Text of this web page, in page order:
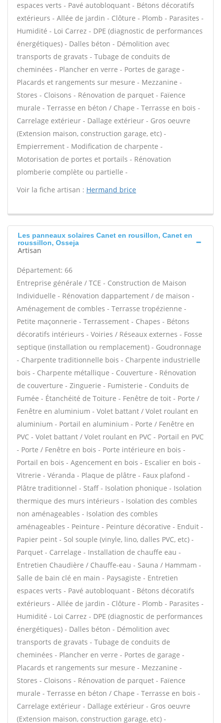
espaces verts - Pavé autobloquant - Bétons décoratifs
extérieurs - Allée de jardin - Clôture - Plomb - Parasites -
Humidité - Loi Carrez - DPE (diagnostic de performances
énergétiques) - Dalles béton - Démolition avec
transports de gravats - Tubage de conduits de
cheminées - Plancher en verre - Portes de garage -
Placards et rangements sur mesure - Mezzanine -
Stores - Cloisons - Rénovation de parquet - Faïence
murale - Terrasse en béton / Chape - Terrasse en bois -
Carrelage extérieur - Dallage extérieur - Gros oeuvre
(Extension maison, construction garage, etc) -
Empierrement - Modification de charpente -
Motorisation de portes et portails - Rénovation
plomberie complète ou partielle -
Voir la fiche artisan : Hermand brice
Les panneaux solaires Canet en rousillon, Canet en
roussillon, Osseja
Artisan
Département: 66
Entreprise générale / TCE - Construction de Maison
Individuelle - Rénovation dappartement / de maison -
Aménagement de combles - Terrasse tropézienne -
Petite maçonnerie - Terrassement - Chapes - Bétons
décoratifs intérieurs - Voiries / Réseaux externes - Fosse
septique (installation ou remplacement) - Goudronnage
- Charpente traditionnelle bois - Charpente industrielle
bois - Charpente métallique - Couverture - Rénovation
de couverture - Zinguerie - Fumisterie - Conduits de
Fumée - Étanchéité de Toiture - Fenêtre de toit - Porte /
Fenêtre en aluminium - Volet battant / Volet roulant en
aluminium - Portail en aluminium - Porte / Fenêtre en
PVC - Volet battant / Volet roulant en PVC - Portail en PVC
- Porte / Fenêtre en bois - Porte intérieure en bois -
Portail en bois - Agencement en bois - Escalier en bois -
Vitrerie - Véranda - Plaque de plâtre - Faux plafond -
Plâtre traditionnel - Staff - Isolation phonique - Isolation
thermique des murs intérieurs - Isolation des combles
non aménageables - Isolation des combles
aménageables - Peinture - Peinture décorative - Enduit -
Papier peint - Sol souple (vinyle, lino, dalles PVC, etc) -
Parquet - Carrelage - Installation de chauffe eau -
Entretien Chaudière / Chauffe-eau - Sauna / Hammam -
Salle de bain clé en main - Paysagiste - Entretien
espaces verts - Pavé autobloquant - Bétons décoratifs
extérieurs - Allée de jardin - Clôture - Plomb - Parasites -
Humidité - Loi Carrez - DPE (diagnostic de performances
énergétiques) - Dalles béton - Démolition avec
transports de gravats - Tubage de conduits de
cheminées - Plancher en verre - Portes de garage -
Placards et rangements sur mesure - Mezzanine -
Stores - Cloisons - Rénovation de parquet - Faïence
murale - Terrasse en béton / Chape - Terrasse en bois -
Carrelage extérieur - Dallage extérieur - Gros oeuvre
(Extension maison, construction garage, etc) -